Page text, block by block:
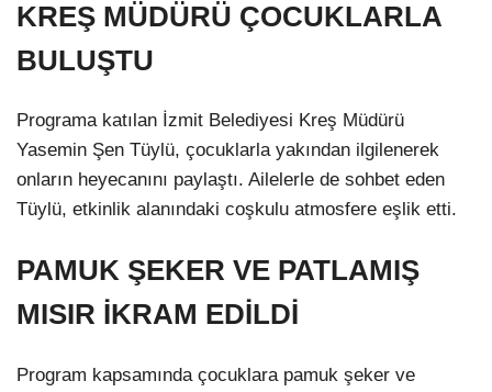
KREŞ MÜDÜRÜ ÇOCUKLARLA
BULUŞTU
Programa katılan İzmit Belediyesi Kreş Müdürü
Yasemin Şen Tüylü, çocuklarla yakından ilgilenerek
onların heyecanını paylaştı. Ailelerle de sohbet eden
Tüylü, etkinlik alanındaki coşkulu atmosfere eşlik etti.
PAMUK ŞEKER VE PATLAMIŞ
MISIR İKRAM EDİLDİ
Program kapsamında çocuklara pamuk şeker ve